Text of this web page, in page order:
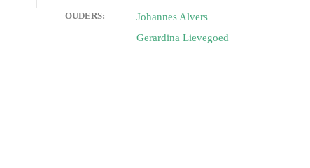
OUDERS:
Johannes Alvers
Gerardina Lievegoed